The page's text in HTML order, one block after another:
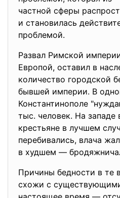
частной сферы
и становилась
проблемой.
Развал Римской
Европой, оставил в
количество городской
бывшей империи. В
Константинополе
тыс. человек. На западе
крестьяне в лучшем
перебивались, влача
в худшем —
Причины бедности в те
схожи с